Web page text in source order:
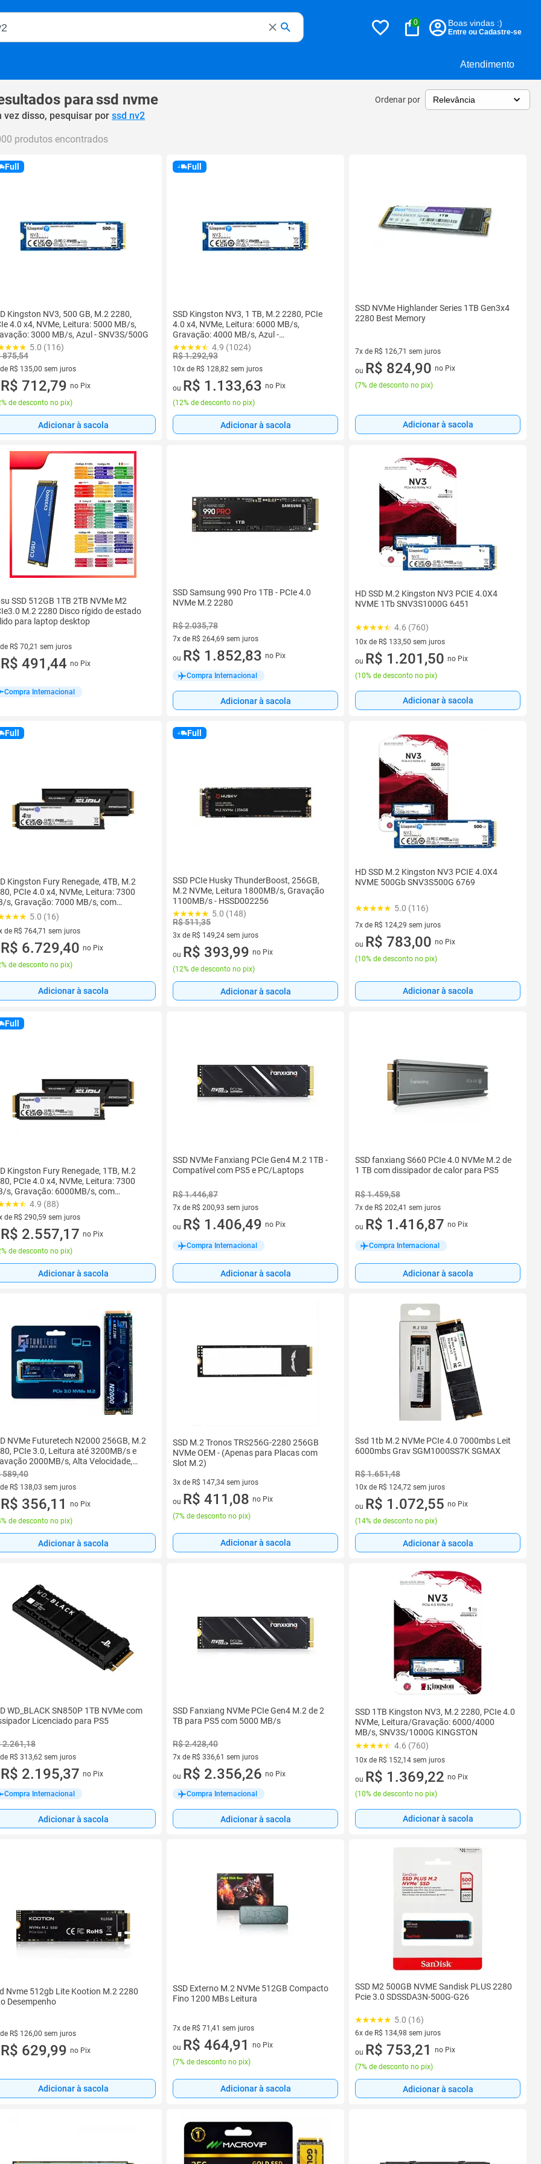
Atendimento
Magalu
0 Boas vindas :)
Entre ou Cadastre-se
parassd nvme Ordenar por
vez disso, pesquisar por ssd nv2
produtos encontrados
Full
Kingston NV3, 500 GB, M.2 2280,
4.0 x4, NVMe, Leitura: 5000 MB/s,
3000 MB/s, Azul - SNV3S/500G
5.0 (116)
875,54
R$ 135,00 sem juros
de R$ 135,00 sem juros
R$ 712,79 no Pix
de desconto no pix)
Adicionar à sacola
Full
SSD Kingston NV3, 1 TB, M.2 2280, PCIe
4.0 x4, NVMe, Leitura: 6000 MB/s,
Gravação: 4000 MB/s, Azul -
SNV3S/1000G4.9 (1024)
R$ 1.292,93
10x de R$ 128,82 sem juros
10 vez de R$ 128,82 sem juros
ou R$ 1.133,63 no Pix
(12% de desconto no pix)
Adicionar à sacola
SSD NVMe Highlander Series 1TB Gen3x4
2280 Best Memory
7x de R$ 126,71 sem juros
7 vez de R$ 126,71 sem juros
ou R$ 824,90 no Pix
(7% de desconto no pix)
Adicionar à sacola
SSD 512GB 1TB 2TB NVMe M2
M.2 2280 Disco rígido de estado
para laptop desktop
R$ 70,21 sem juros
de R$ 70,21 sem juros
R$ 491,44 no Pix
Compra Internacional
SSD Samsung 990 Pro 1TB - PCIe 4.0
NVMe M.2 2280
R$ 2.035,78
7x de R$ 264,69 sem juros
7 vez de R$ 264,69 sem juros
ou R$ 1.852,83 no Pix
Compra Internacional
Adicionar à sacola
HD SSD M.2 Kingston NV3 PCIE 4.0X4
NVME 1Tb SNV3S1000G 6451
4.6 (760)
10x de R$ 133,50 sem juros
10 vez de R$ 133,50 sem juros
ou R$ 1.201,50 no Pix
(10% de desconto no pix)
Adicionar à sacola
Full
Kingston Fury Renegade, 4TB, M.2
PCIe 4.0 x4, NVMe, Leitura: 7300
s, Gravação: 7000 MB/s, com
Compatível com PS5 -
...
5.0 (16)
de R$ 764,71 sem juros
vez de R$ 764,71 sem juros
R$ 6.729,40 no Pix
de desconto no pix)
Adicionar à sacola
Full
SSD PCIe Husky ThunderBoost, 256GB,
M.2 NVMe, Leitura 1800MB/s, Gravação
1100MB/s - HSSD002256
5.0 (148)
R$ 511,35
3x de R$ 149,24 sem juros
3 vez de R$ 149,24 sem juros
ou R$ 393,99 no Pix
(12% de desconto no pix)
Adicionar à sacola
HD SSD M.2 Kingston NV3 PCIE 4.0X4
NVME 500Gb SNV3S500G 6769
5.0 (116)
7x de R$ 124,29 sem juros
7 vez de R$ 124,29 sem juros
ou R$ 783,00 no Pix
(10% de desconto no pix)
Adicionar à sacola
Full
Kingston Fury Renegade, 1TB, M.2
PCIe 4.0 x4, NVMe, Leitura: 7300
s, Gravação: 6000MB/s, com
Compatível com PS5 -
1...
4.9 (88)
de R$ 290,59 sem juros
vez de R$ 290,59 sem juros
R$ 2.557,17 no Pix
de desconto no pix)
Adicionar à sacola
SSD NVMe Fanxiang PCIe Gen4 M.2 1TB -
Compatível com PS5 e PC/Laptops
R$ 1.446,87
7x de R$ 200,93 sem juros
7 vez de R$ 200,93 sem juros
ou R$ 1.406,49 no Pix
Compra Internacional
Adicionar à sacola
SSD fanxiang S660 PCIe 4.0 NVMe M.2 de
1 TB com dissipador de calor para PS5
R$ 1.459,58
7x de R$ 202,41 sem juros
7 vez de R$ 202,41 sem juros
ou R$ 1.416,87 no Pix
Compra Internacional
Adicionar à sacola
NVMe Futuretech N2000 256GB, M.2
PCIe 3.0, Leitura até 3200MB/s e
2000MB/s, Alta Velocidade,
256
589,40
R$ 138,03 sem juros
de R$ 138,03 sem juros
R$ 356,11
no Pix
de desconto no pix)
Adicionar à sacola
SSD M.2 Tronos TRS256G-2280 256GB
NVMe OEM - (Apenas para Placas com
Slot M.2)
3x de R$ 147,34 sem juros
3 vez de R$ 147,34 sem juros
ou R$ 411,08 no Pix
(7% de desconto no pix)
Adicionar à sacola
Ssd 1tb M.2 NVMe PCIe 4.0 7000mbs Leit
6000mbs Grav SGM1000SS7K SGMAX
R$ 1.651,48
10x de R$ 124,72 sem juros
10 vez de R$ 124,72 sem juros
ou R$ 1.072,55 no Pix
(14% de desconto no pix)
Adicionar à sacola
WD_BLACK SN850P 1TB NVMe com
Licenciado para PS5
2.261,18
R$ 313,62 sem juros
de R$ 313,62 sem juros
R$ 2.195,37 no Pix
Compra Internacional
Adicionar à sacola
SSD Fanxiang NVMe PCIe Gen4 M.2 de 2
TB para PS5 com 5000 MB/s
R$ 2.428,40
7x de R$ 336,61 sem juros
7 vez de R$ 336,61 sem juros
ou R$ 2.356,26 no Pix
Compra Internacional
Adicionar à sacola
SSD 1TB Kingston NV3, M.2 2280, PCIe 4.0
NVMe, Leitura/Gravação: 6000/4000
MB/s, SNV3S/1000G KINGSTON
4.6 (760)
10x de R$ 152,14 sem juros
10 vez de R$ 152,14 sem juros
ou R$ 1.369,22 no Pix
(10% de desconto no pix)
Adicionar à sacola
Nvme 512gb Lite Kootion M.2 2280
Desempenho
R$ 126,00 sem juros
de R$ 126,00 sem juros
R$ 629,99 no Pix
Adicionar à sacola
SSD Externo M.2 NVMe 512GB Compacto
Fino 1200 MBs Leitura
7x de R$ 71,41 sem juros
7 vez de R$ 71,41 sem juros
ou R$ 464,91
no Pix
(7% de desconto no pix)
Adicionar à sacola
SSD M2 500GB NVME Sandisk PLUS 2280
Pcie 3.0 SDSSDA3N-500G-G26
5.0 (16)
6x de R$ 134,98 sem juros
6 vez de R$ 134,98 sem juros
ou R$ 753,21
no Pix
(7% de desconto no pix)
Adicionar à sacola